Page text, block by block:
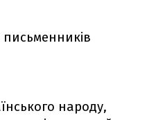
письменників
народу,